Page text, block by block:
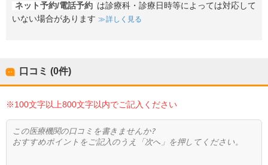
ネット予約/電話予約 は診療科・診療日時等によっては対応して
いない場合があります
詳しく見る
口コミ (0件)
※100文字以上800文字以内でご記入ください